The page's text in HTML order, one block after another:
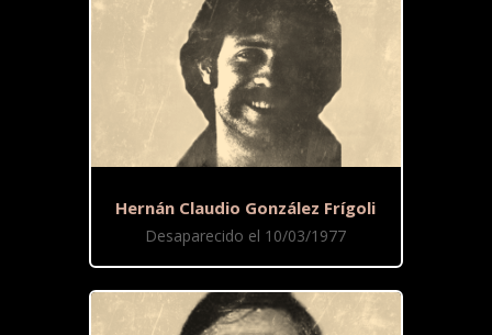
Hernán Claudio González Frígoli
Desaparecido el 10/03/1977